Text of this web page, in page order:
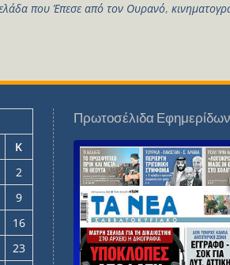
που Έπεσε από τον Ουρανό,
Κ
2
9
16
23
Πρωτοσέλιδα Εφημερίδων